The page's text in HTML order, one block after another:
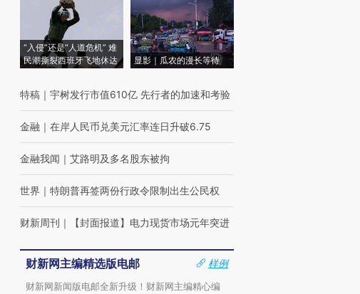
“入侵”还是“人道危机” 难
民潮撕裂西班牙飞地休达
显影｜瓜农的漫长等待
特稿 ｜ 宇树发行市值610亿 先行者的加速和考验
金融 ｜ 在岸人民币兑美元汇率连日升破6.75
金融我闻 ｜ 艾路明及多名股东被拘
世界 ｜ 特朗普再签两份行政令限制出生公民权
财新周刊 ｜ 【封面报道】电力现货市场元年突进
财新网主编精选版电邮
样例
财新网新闻版电邮全新升级！财新网主编精心编